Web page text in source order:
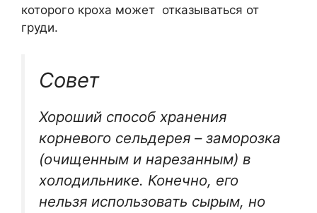
которого кроха может отказываться от
груди.
Совет
Хороший способ хранения
корневого сельдерея – заморозка
(очищенным и нарезанным) в
холодильнике. Конечно, его
нельзя использовать сырым, но